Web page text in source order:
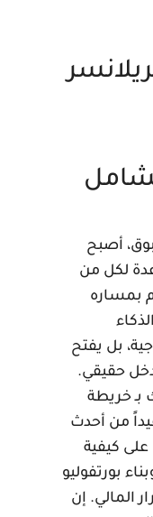
أصبح
لكل من
بل يفتح
حقيقي.
خريطة
من أحدث
كيفية
بورتفوليو
إن